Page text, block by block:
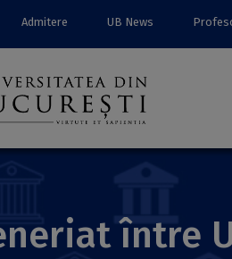
Admitere UB News
între